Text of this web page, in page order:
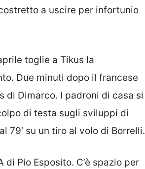
a uscire per infortunio
toglie a Tikus la
Due minuti dopo il francese
di Dimarco. I padroni di casa si
di testa sugli sviluppi di
79′ su un tiro al volo di Borrelli.
di Pio Esposito. C’è spazio per